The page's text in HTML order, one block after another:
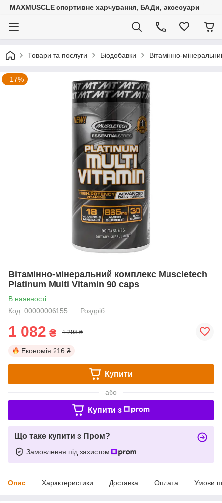
MAXMUSCLE спортивне харчування, БАДи, аксесуари
Товари та послуги Біодобавки Вітамінно-
–17%
Вітамінно-мінеральний комплекс Muscletech
Platinum Multi Vitamin 90 caps
В наявності
Код: 00000006155
Роздріб
1 082 ₴ 1 298 ₴
Економія 216 ₴
Купити
або
Купити з
Що таке купити з Пром?
Замовлення під захистом
Опис Характеристики Доставка Оплата Умови